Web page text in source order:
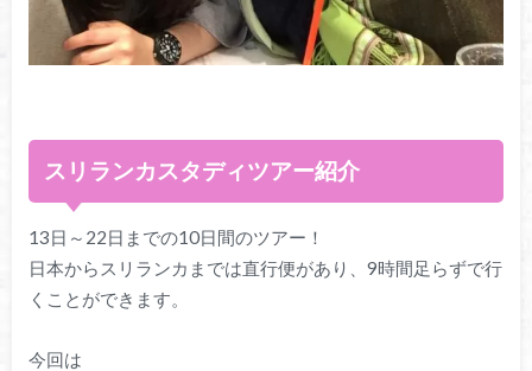
スリランカスタディツアー紹介
13日～22日までの10日間のツアー！
日本からスリランカまでは直行便があり、9時間足らずで行
くことができます。
今回は